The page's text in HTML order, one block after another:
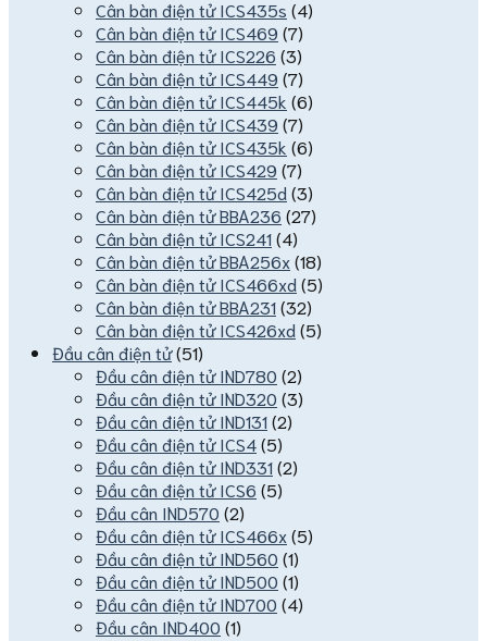
Cân bàn điện tử ICS435s (4)
Cân bàn điện tử ICS469 (7)
Cân bàn điện tử ICS226 (3)
Cân bàn điện tử ICS449 (7)
Cân bàn điện tử ICS445k (6)
Cân bàn điện tử ICS439 (7)
Cân bàn điện tử ICS435k (6)
Cân bàn điện tử ICS429 (7)
Cân bàn điện tử ICS425d (3)
Cân bàn điện tử BBA236 (27)
Cân bàn điện tử ICS241(4)
Cân bàn điện tử BBA256x(18)
Cân bàn điện tử ICS466xd (5)
Cân bàn điện tử BBA231(32)
Cân bàn điện tử ICS426xd (5)
Đầu cân điện tử(51)
Đầu cân điện tử IND780 (2)
Đầu cân điện tử IND320 (3)
Đầu cân điện tử IND131(2)
Đầu cân điện tử ICS4(5)
Đầu cân điện tử IND331(2)
Đầu cân điện tử ICS6 (5)
Đầu cân IND570 (2)
Đầu cân điện tử ICS466x(5)
Đầu cân điện tử IND560 (1)
Đầu cân điện tử IND500 (1)
Đầu cân điện tử IND700 (4)
Đầu cân IND400 (1)